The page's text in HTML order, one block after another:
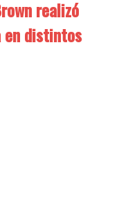
realizó
en distintos